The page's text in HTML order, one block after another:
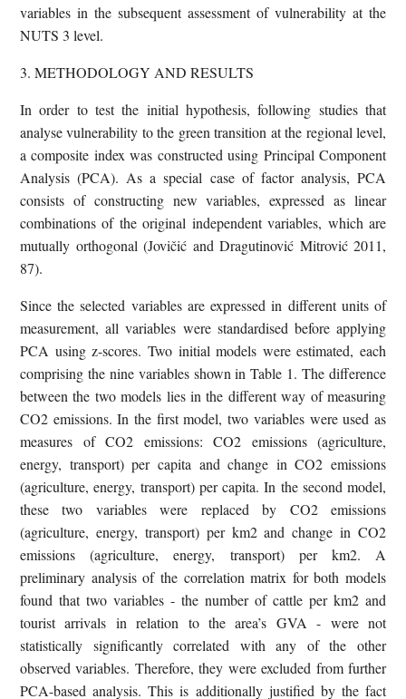
variables in the subsequent assessment of vulnerability at the
NUTS 3 level.
3. METHODOLOGY AND RESULTS
In order to test the initial hypothesis, following studies that
analyse vulnerability to the green transition at the regional level,
a composite index was constructed using Principal Component
Analysis (PCA). As a special case of factor analysis, PCA
consists of constructing new variables, expressed as linear
combinations of the original independent variables, which are
mutually orthogonal (Jovičić and Dragutinović Mitrović 2011,
87).
Since the selected variables are expressed in different units of
measurement, all variables were standardised before applying
PCA using z-scores. Two initial models were estimated, each
comprising the nine variables shown in Table 1. The difference
between the two models lies in the different way of measuring
CO2 emissions. In the first model, two variables were used as
measures of CO2 emissions: CO2 emissions (agriculture,
energy, transport) per capita and change in CO2 emissions
(agriculture, energy, transport) per capita. In the second model,
these two variables were replaced by CO2 emissions
(agriculture, energy, transport) per km2 and change in CO2
emissions (agriculture, energy, transport) per km2. A
preliminary analysis of the correlation matrix for both models
found that two variables - the number of cattle per km2 and
tourist arrivals in relation to the area’s GVA - were not
statistically significantly correlated with any of the other
observed variables. Therefore, they were excluded from further
PCA-based analysis. This is additionally justified by the fact